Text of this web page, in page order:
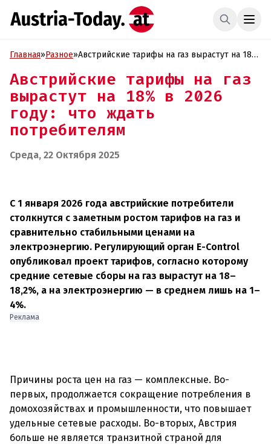
Главная»Разное»Австрийские тарифы на газ вырастут на 18%
Австрийские тарифы на газ
вырастут на 18% в 2026
году: что ждать
потребителям
Среда, 22 Октября 2025
С 1 января 2026 года австрийские потребители
столкнутся с заметным ростом тарифов на газ и
сравнительно стабильными ценами на
электроэнергию. Регулирующий орган E-Control
опубликовал проект тарифов, согласно которому
средние сетевые сборы на газ вырастут на 18–
18,2%, а на электроэнергию — в среднем лишь на 1–
4%.
Реклама
Причины роста цен на газ — комплексные. Во-
первых, продолжается сокращение потребления в
домохозяйствах и промышленности, что повышает
удельные сетевые расходы. Во-вторых, Австрия
больше не является транзитной страной для